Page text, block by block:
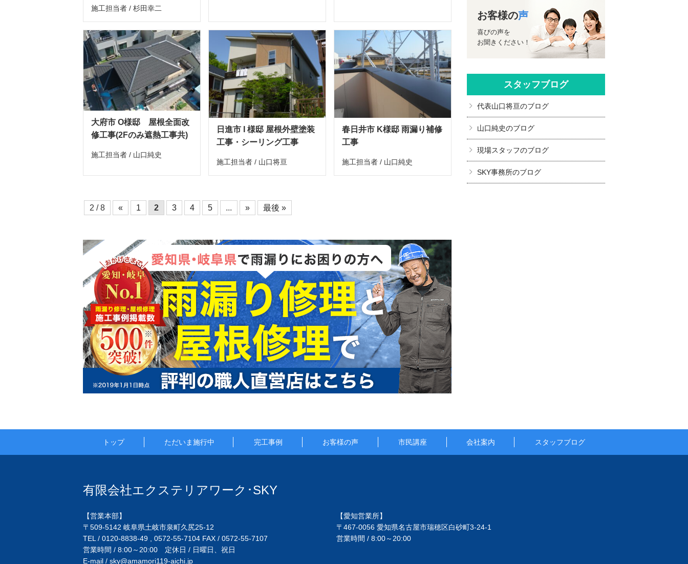
施工担当者 / 杉田幸二
大府市 O様邸 屋根全面改
修工事(2Fのみ遮熱工事共)
施工担当者 / 山口純史
日進市 I 様邸 屋根外壁塗装
工事・シーリング工事
施工担当者 / 山口将亘
春日井市 K様邸 雨漏り補修
工事
施工担当者 / 山口純史
2 / 8 « 1 2 3 4 5 ... » 最後 »
お客様の声
喜びの声を
お聞きください！
スタッフブログ
代表山口将亘のブログ
山口純史のブログ
現場スタッフのブログ
SKY事務所のブログ
トップ ただいま施行中 完工事例 お客様の声 市民講座 会社案内 スタッフブログ
有限会社エクステリアワーク･SKY
【営業本部】
〒509-5142 岐阜県土岐市泉町久尻25-12
TEL / 0120-8838-49 , 0572-55-7104 FAX / 0572-55-7107
営業時間 / 8:00～20:00 定休日 / 日曜日、祝日
E-mail / sky@amamori119-aichi.jp
【愛知営業所】
〒467-0056 愛知県名古屋市瑞穂区白砂町3-24-1
営業時間 / 8:00～20:00